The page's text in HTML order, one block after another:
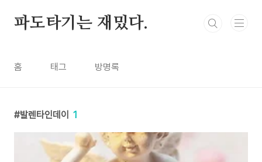
파도타기는 재밌다.
홈 태그 방명록
발렌타인데이 1